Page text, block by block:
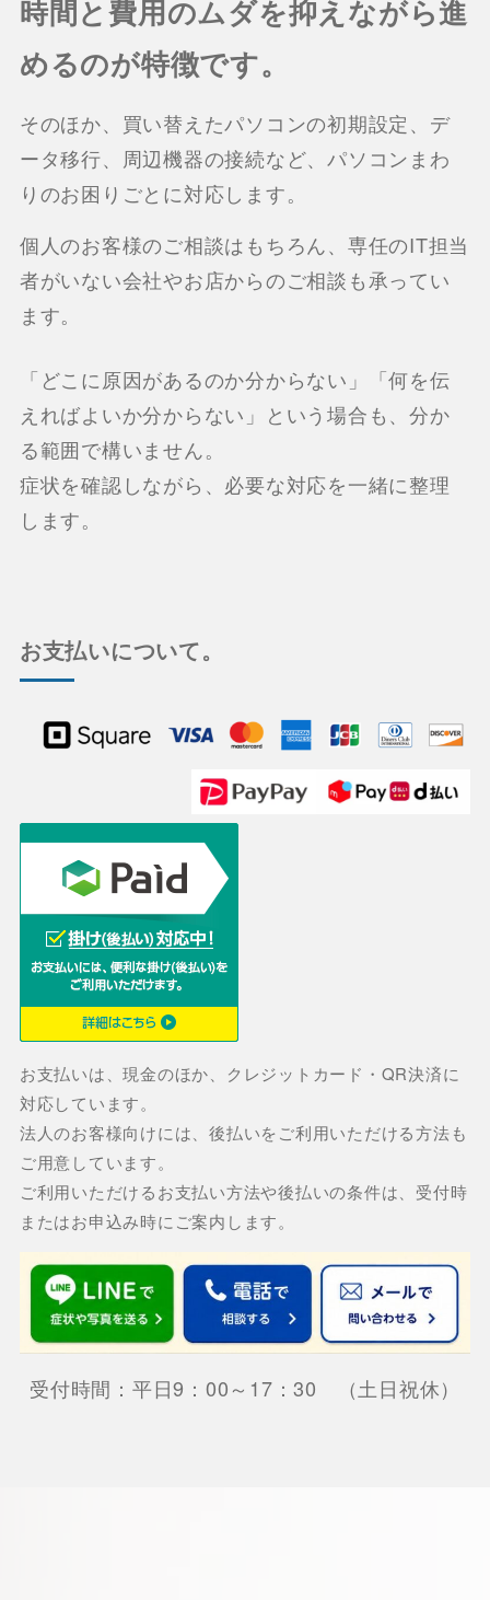
時間と費用のムダを抑えながら進
めるのが特徴です。
そのほか、買い替えたパソコンの初期設定、デ
ータ移行、周辺機器の接続など、パソコンまわ
りのお困りごとに対応します。
個人のお客様のご相談はもちろん、専任のIT担当
者がいない会社やお店からのご相談も承ってい
ます。
「どこに原因があるのか分からない」「何を伝
えればよいか分からない」という場合も、分か
る範囲で構いません。
症状を確認しながら、必要な対応を一緒に整理
します。
お支払いについて。
お支払いは、現金のほか、クレジットカード・QR決済に
対応しています。
法人のお客様向けには、後払いをご利用いただける方法も
ご用意しています。
ご利用いただけるお支払い方法や後払いの条件は、受付時
またはお申込み時にご案内します。
受付時間：平日9：00～17：30 （土日祝休）